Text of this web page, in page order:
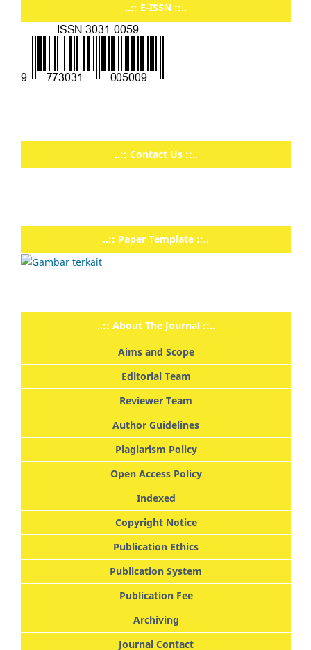
..:: E-ISSN ::..
..:: Contact Us ::..
..:: Paper Template ::..
..:: About The Journal ::..
Aims and Scope
Editorial Team
Reviewer Team
Author Guidelines
Plagiarism Policy
Open Access Policy
Indexed
Copyright Notice
Publication Ethics
Publication System
Publication Fee
Archiving
Journal Contact